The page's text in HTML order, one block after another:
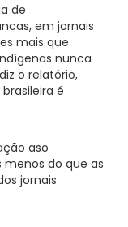
de
em jornais
mais que
nunca
o relatório,
é
aso
menos do que as
jornais